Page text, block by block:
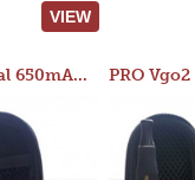
VIEW
PRO Vgo2 Manual 650mAh Kit